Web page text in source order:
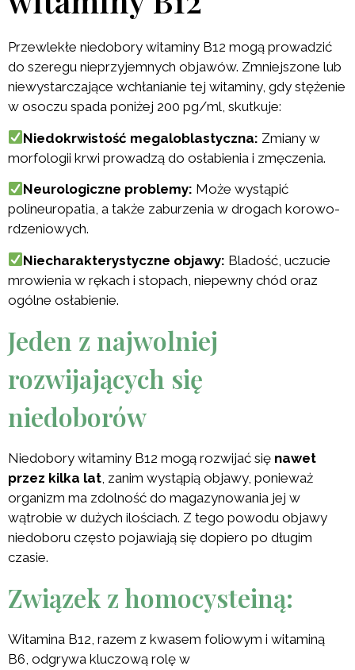
Przewlekłe niedobory witaminy B12 mogą prowadzić
do szeregu nieprzyjemnych objawów. Zmniejszone lub
niewystarczające wchłanianie tej witaminy, gdy stężenie
w osoczu spada poniżej 200 pg/ml, skutkuje:
Niedokrwistość megaloblastyczna: Zmiany w
morfologii krwi prowadzą do osłabienia i zmęczenia.
Neurologiczne problemy: Może wystąpić
polineuropatia, a także zaburzenia w drogach korowo-
rdzeniowych.
Niecharakterystyczne objawy: Bladość, uczucie
mrowienia w rękach i stopach, niepewny chód oraz
ogólne osłabienie.
Jeden z najwolniej
rozwijających się
niedoborów
Niedobory witaminy B12 mogą rozwijać się nawet
przez kilka lat , zanim wystąpią objawy, ponieważ
organizm ma zdolność do magazynowania jej w
wątrobie w dużych ilościach. Z tego powodu objawy
niedoboru często pojawiają się dopiero po długim
czasie.
Związek z homocysteiną:
Witamina B12, razem z kwasem foliowym i witaminą
B6, odgrywa kluczową rolę w